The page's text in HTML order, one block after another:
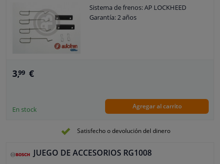
Sistema de frenos: AP LOCKHEED
Garantía: 2 años
3,99 €
En stock Agregar al carrito
Satisfecho o devolución del dinero
JUEGO DE ACCESORIOS RG1008